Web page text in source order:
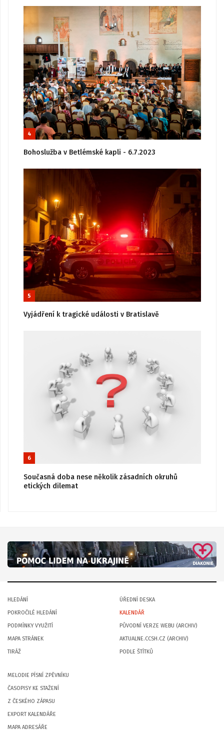
4
Bohoslužba v Betlémské kapli - 6.7.2023
5
Vyjádření k tragické události v Bratislavě
6
Současná doba nese několik zásadních okruhů
etických dilemat
HLEDÁNÍ
POKROČILÉ HLEDÁNÍ
PODMÍNKY VYUŽITÍ
MAPA STRÁNEK
TIRÁŽ
ÚŘEDNÍ DESKA
KALENDÁŘ
PŮVODNÍ VERZE WEBU (ARCHIV)
AKTUALNE.CCSH.CZ (ARCHIV)
PODLE ŠTÍTKŮ
MELODIE PÍSNÍ ZPĚVNÍKU
ČASOPISY KE STAŽENÍ
Z ČESKÉHO ZÁPASU
EXPORT KALENDÁŘE
MAPA ADRESÁŘE